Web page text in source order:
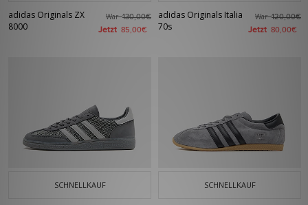
adidas Originals ZX
8000
War130,00€
Jetzt 85,00€
adidas Originals Italia
70s
War120,00€
Jetzt 80,00€
SCHNELLKAUF SCHNELLKAUF